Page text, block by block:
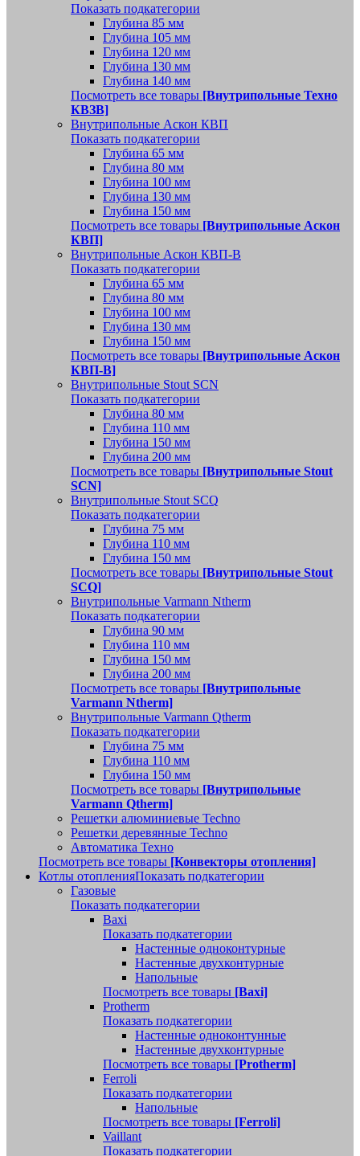
Показать подкатегории
Глубина 85 мм
Глубина 105 мм
Глубина 120 мм
Глубина 130 мм
Глубина 140 мм
Посмотреть все товары [Внутрипольные Техно
КВЗВ]
Внутрипольные Аскон КВП
Показать подкатегории
Глубина 65 мм
Глубина 80 мм
Глубина 100 мм
Глубина 130 мм
Глубина 150 мм
Посмотреть все товары [Внутрипольные Аскон
КВП]
Внутрипольные Аскон КВП-В
Показать подкатегории
Глубина 65 мм
Глубина 80 мм
Глубина 100 мм
Глубина 130 мм
Глубина 150 мм
Посмотреть все товары [Внутрипольные Аскон
КВП-В]
Внутрипольные Stout SCN
Показать подкатегории
Глубина 80 мм
Глубина 110 мм
Глубина 150 мм
Глубина 200 мм
Посмотреть все товары [Внутрипольные Stout
SCN]
Внутрипольные Stout SCQ
Показать подкатегории
Глубина 75 мм
Глубина 110 мм
Глубина 150 мм
Посмотреть все товары [Внутрипольные Stout
SCQ]
Внутрипольные Varmann Ntherm
Показать подкатегории
Глубина 90 мм
Глубина 110 мм
Глубина 150 мм
Глубина 200 мм
Посмотреть все товары [Внутрипольные
Varmann Ntherm]
Внутрипольные Varmann Qtherm
Показать подкатегории
Глубина 75 мм
Глубина 110 мм
Глубина 150 мм
Посмотреть все товары [Внутрипольные
Varmann Qtherm]
Решетки алюминиевые Techno
Решетки деревянные Techno
Автоматика Техно
Посмотреть все товары [Конвекторы отопления]
Котлы отопленияПоказать подкатегории
Газовые
Показать подкатегории
Baxi
Показать подкатегории
Настенные одноконтурные
Настенные двухконтурные
Напольные
Посмотреть все товары [Baxi]
Protherm
Показать подкатегории
Настенные одноконтунные
Настенные двухконтурные
Посмотреть все товары [Protherm]
Ferroli
Показать подкатегории
Напольные
Посмотреть все товары [Ferroli]
Vaillant
Показать подкатегории